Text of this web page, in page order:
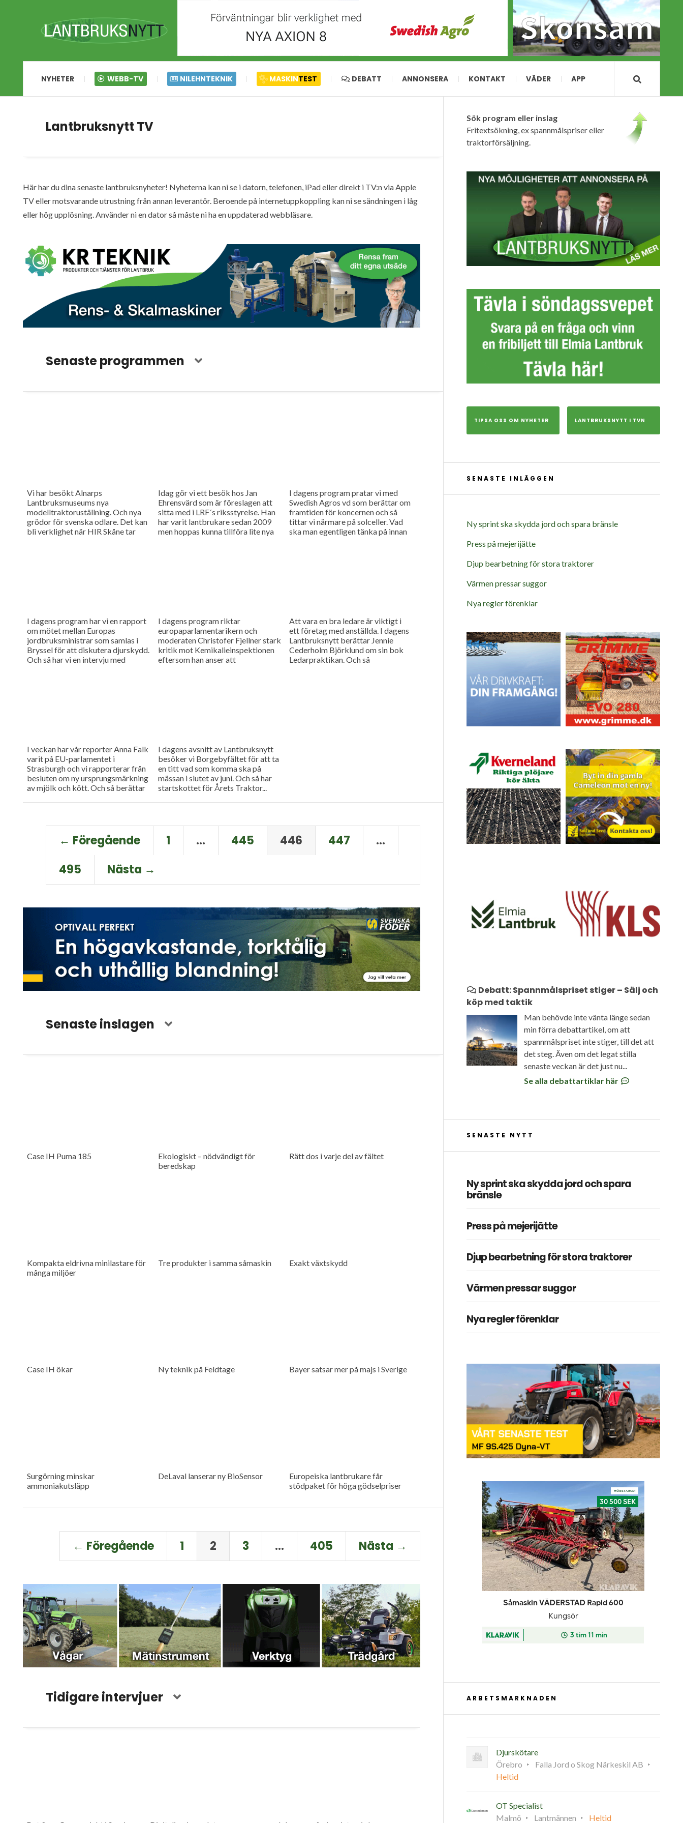
NYHETER WEBB-TV NILEHNTEKNIK MASKINTEST DEBATT ANNONSERA KONTAKT VÄDER APP
Lantbruksnytt TV
Här har du dina senaste lantbruksnyheter! Nyheterna kan ni se i datorn, telefonen, iPad eller direkt i TV:n via Apple
TV eller motsvarande utrustning från annan leverantör. Beroende på internetuppkoppling kan ni se sändningen i låg
eller hög upplösning. Använder ni en dator så måste ni ha en uppdaterad webbläsare.
Senaste programmen
Vi har besökt Alnarps
Lantbruksmuseums nya
modelltraktoruställning. Och nya
grödor för svenska odlare. Det kan
bli verklighet när HIR Skåne tar
Idag gör vi ett besök hos Jan
Ehrensvärd som är föreslagen att
sitta med i LRF´s riksstyrelse. Han
har varit lantbrukare sedan 2009
men hoppas kunna tillföra lite nya
I dagens program pratar vi med
Swedish Agros vd som berättar om
framtiden för koncernen och så
tittar vi närmare på solceller. Vad
ska man egentligen tänka på innan
I dagens program har vi en rapport
om mötet mellan Europas
jordbruksministrar som samlas i
Bryssel för att diskutera djurskydd.
Och så har vi en intervju med
I dagens program riktar
europaparlamentarikern och
moderaten Christofer Fjellner stark
kritik mot Kemikalieinspektionen
eftersom han anser att
Att vara en bra ledare är viktigt i
ett företag med anställda. I dagens
Lantbruksnytt berättar Jennie
Cederholm Björklund om sin bok
Ledarpraktikan. Och så
I veckan har vår reporter Anna Falk
varit på EU-parlamentet i
Strasburgh och vi rapporterar från
besluten om ny ursprungsmärkning
av mjölk och kött. Och så berättar
I dagens avsnitt av Lantbruksnytt
besöker vi Borgebyfältet för att ta
en titt vad som komma ska på
mässan i slutet av juni. Och så har
startskottet för Årets Traktor...
← Föregående 1 … 445 446 447
…
495
Nästa →
Senaste inslagen
Case IH Puma 185
Ekologiskt – nödvändigt för
beredskap
Rätt dos i varje del av fältet
Kompakta eldrivna minilastare för
många miljöer
Tre produkter i samma såmaskin Exakt växtskydd
Case IH ökar Ny teknik på Feldtage Bayer satsar mer på majs i Sverige
Surgörning minskar
ammoniakutsläpp
DeLaval lanserar ny BioSensor
Europeiska lantbrukare får
stödpaket för höga gödselpriser
← Föregående 1 2 3 … 405 Nästa →
Tidigare intervjuer
Sök program eller inslag
Fritextsökning, ex spannmålspriser eller
traktorförsäljning.
TIPSA OSS OM NYHETER LANTBRUKSNYTT I TVN
SENASTE INLÄGGEN
Ny sprint ska skydda jord och spara bränsle
Press på mejerijätte
Djup bearbetning för stora traktorer
Värmen pressar suggor
Nya regler förenklar
Debatt: Spannmålspriset stiger – Sälj och
köp med taktik
Man behövde inte vänta länge sedan
min förra debattartikel, om att
spannmålspriset inte stiger, till det att
det steg. Även om det legat stilla
senaste veckan är det just nu...
Se alla debattartiklar här
SENASTE NYTT
Ny sprint ska skydda jord och spara
bränsle
Press på mejerijätte
Djup bearbetning för stora traktorer
Värmen pressar suggor
Nya regler förenklar
ARBETSMARKNADEN
Djurskötare
Örebro
Falla Jord o Skog Närkeskil AB
Heltid
OT Specialist
Malmö
Lantmännen Heltid